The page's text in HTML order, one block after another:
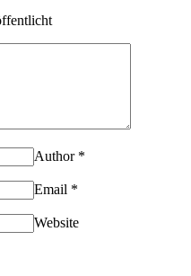
Author *
Email *
Website